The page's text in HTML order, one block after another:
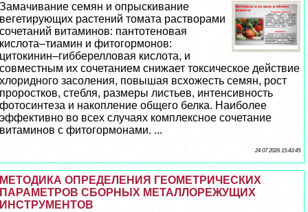
Замачивание семян и опрыскивание
вегетирующих растений томата растворами
сочетаний витаминов: пантотеновая
кислота–тиамин и фитогормонов:
цитокинин–гибберелловая кислота, и
совместным их сочетанием снижает токсическое действие
хлоридного засоления, повышая всхожесть семян, рост
проростков, стeбля, размеры листьев, интенсивность
фотосинтеза и накопление общего белка. Наиболее
эффективно во всех случаях комплексное сочетание
витаминов с фитогормонами. ...
24 07 2026 15:43:45
МЕТОДИКА ОПРЕДЕЛЕНИЯ ГЕОМЕТРИЧЕСКИХ
ПАРАМЕТРОВ СБОРНЫХ МЕТАЛЛОРЕЖУЩИХ
ИНСТРУМЕНТОВ